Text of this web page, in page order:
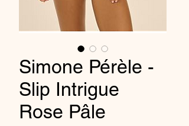
Simone Pérèle -
Slip Intrigue
Rose Pâle